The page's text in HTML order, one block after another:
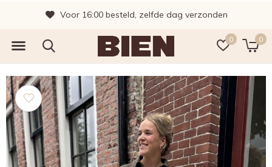
0 0
Voor 16:00 besteld, zelfde dag verzonden